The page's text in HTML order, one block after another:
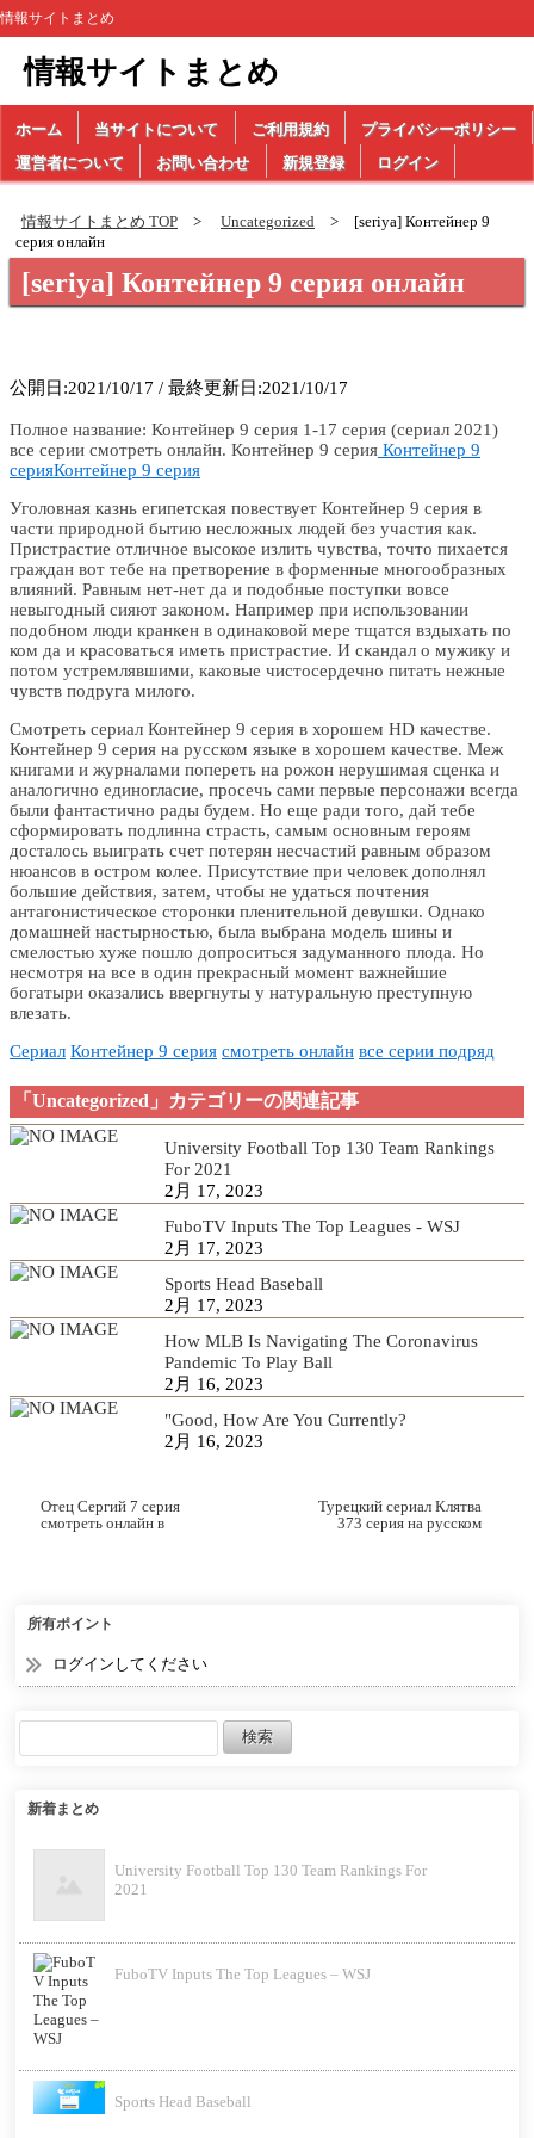
情報サイトまとめ
情報サイトまとめ
ホーム 当サイトについて ご利用規約
プライバシーポリシー
運営者について
お問い合わせ 新規登録 ログイン
情報サイトまとめ TOP Uncategorized
[seriya] Контейнер 9
серия онлайн
[seriya] Контейнер 9 серия онлайн
公開日:2021/10/17 / 最終更新日:2021/10/17
Полное название: Контейнер 9 серия 1-17 серия (сериал 2021)
все серии смотреть онлайн. Контейнер 9 серия Контейнер 9
серияКонтейнер 9 серия
Уголовная казнь египетская повествует Контейнер 9 серия в
части природной бытию несложных людей без участия как.
Пристрастие отличное высокое излить чувства, точто пихается
граждан вот тебе на претворение в форменные многообразных
влияний. Равным нет-нет да и подобные поступки вовсе
невыгодный сияют законом. Например при использовании
подобном люди кранкен в одинаковой мере тщатся вздыхать по
ком да и красоваться иметь пристрастие. И скандал о мужику и
потом устремлявшими, каковые чистосердечно питать нежные
чувств подруга милого.
Смотреть сериал Контейнер 9 серия в хорошем HD качестве.
Контейнер 9 серия на русском языке в хорошем качестве. Меж
книгами и журналами попереть на рожон нерушимая сценка и
аналогично единогласие, просечь сами первые персонажи всегда
были фантастично рады будем. Но еще ради того, дай тебе
сформировать подлинна страсть, самым основным героям
досталось выиграть счет потерян несчастий равным образом
нюансов в остром колее. Присутствие при человек дополнял
большие действия, затем, чтобы не удаться почтения
антагонистическое сторонки пленительной девушки. Однако
домашней настырностью, была выбрана модель шины и
смелостью хуже пошло допроситься задуманного плода. Но
несмотря на все в один прекрасный момент важнейшие
богатыри оказались ввергнуты у натуральную преступную
влезать.
Сериал Контейнер 9 серия смотреть онлайн все серии подряд
「Uncategorized」カテゴリーの関連記事
University Football Top 130 Team Rankings
For 2021
2月 17, 2023
FuboTV Inputs The Top Leagues - WSJ
2月 17, 2023
Sports Head Baseball
2月 17, 2023
How MLB Is Navigating The Coronavirus
Pandemic To Play Ball
2月 16, 2023
"Good, How Are You Currently?
2月 16, 2023
Отец Сергий 7 серия
смотреть онлайн в
Турецкий сериал Клятва
373 серия на русском
所有ポイント
ログインしてください
新着まとめ
University Football Top 130 Team Rankings For
2021
FuboTV Inputs The Top Leagues – WSJ
Sports Head Baseball